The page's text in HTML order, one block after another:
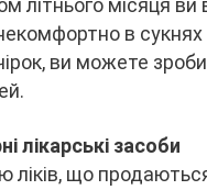
літнього місяця ви
в сукнях
ви можете
лікарські засоби
ліків, що